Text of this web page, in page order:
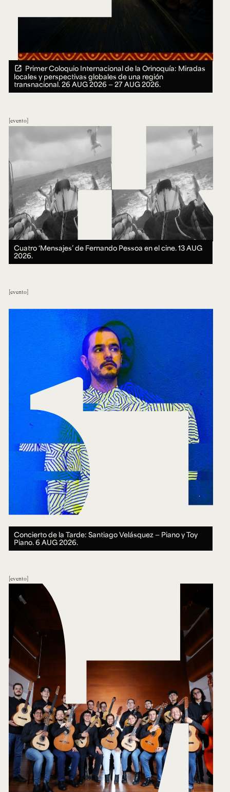
Primer Coloquio Internacional de la Orinoquía: Miradas
locales y perspectivas globales de una región
transnacional.26 AUG 2026 ― 27 AUG 2026.
evento
Cuatro ‘Mensajes’ de Fernando Pessoa en el cine.13 AUG
2026.
evento
Concierto de la Tarde: Santiago Velásquez — Piano y Toy
Piano.6 AUG 2026.
evento